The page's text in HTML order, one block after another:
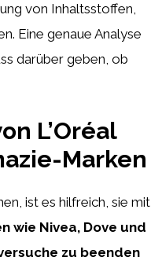
von Inhaltsstoffen,
Eine genaue Analyse
darüber geben, ob
L’Oréal
Marken
ist es hilfreich, sie mit
wie Nivea, Dove und
zu beenden